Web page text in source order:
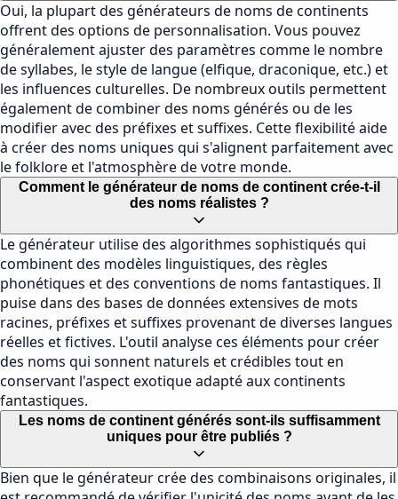
Oui, la plupart des générateurs de noms de continents
offrent des options de personnalisation. Vous pouvez
généralement ajuster des paramètres comme le nombre
de syllabes, le style de langue (elfique, draconique, etc.) et
les influences culturelles. De nombreux outils permettent
également de combiner des noms générés ou de les
modifier avec des préfixes et suffixes. Cette flexibilité aide
à créer des noms uniques qui s'alignent parfaitement avec
le folklore et l'atmosphère de votre monde.
Comment le générateur de noms de continent crée-t-il
des noms réalistes ?
Le générateur utilise des algorithmes sophistiqués qui
combinent des modèles linguistiques, des règles
phonétiques et des conventions de noms fantastiques. Il
puise dans des bases de données extensives de mots
racines, préfixes et suffixes provenant de diverses langues
réelles et fictives. L'outil analyse ces éléments pour créer
des noms qui sonnent naturels et crédibles tout en
conservant l'aspect exotique adapté aux continents
fantastiques.
Les noms de continent générés sont-ils suffisamment
uniques pour être publiés ?
Bien que le générateur crée des combinaisons originales, il